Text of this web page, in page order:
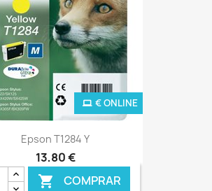
Epson T1284 Y
13,80 €
 COMPRAR
€ ONLINE